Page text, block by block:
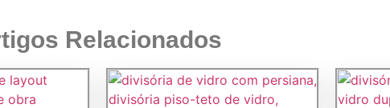
Relacionados